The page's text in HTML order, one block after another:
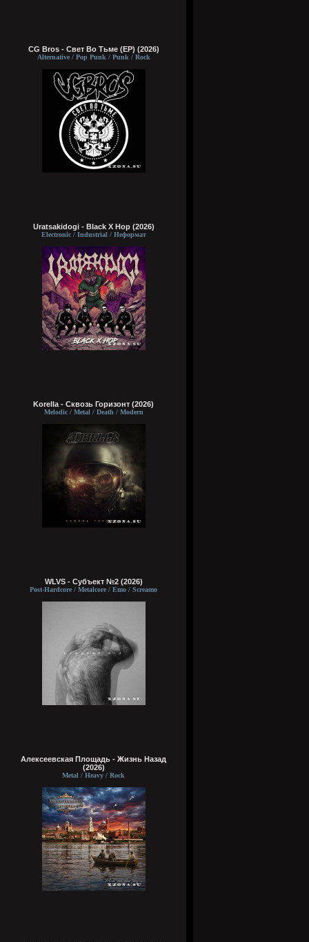
CG Bros - Свет Во Тьме (EP) (2026)
Alternative / Pop Punk / Punk / Rock
Uratsakidogi - Black X Hop (2026)
Electronic / Industrial / Неформат
Korella - Сквозь Горизонт (2026)
Melodic / Metal / Death / Modern
WLVS - Субъект №2 (2026)
Post-Hardcore / Metalcore / Emo / Screamo
Алексеевская Площадь - Жизнь Назад
(2026)
Metal / Heavy / Rock